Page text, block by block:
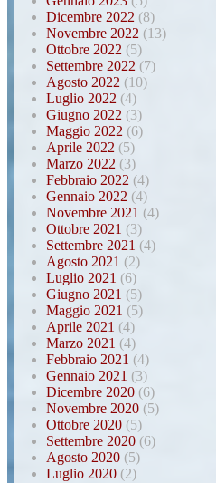
Dicembre 2022 (8)
Novembre 2022 (13)
Ottobre 2022 (5)
Settembre 2022 (7)
Agosto 2022 (10)
Luglio 2022 (4)
Giugno 2022 (3)
Maggio 2022 (6)
Aprile 2022 (5)
Marzo 2022 (3)
Febbraio 2022 (4)
Gennaio 2022 (4)
Novembre 2021 (4)
Ottobre 2021 (3)
Settembre 2021 (4)
Agosto 2021 (2)
Luglio 2021 (6)
Giugno 2021 (5)
Maggio 2021 (5)
Aprile 2021 (4)
Marzo 2021 (4)
Febbraio 2021 (4)
Gennaio 2021 (3)
Dicembre 2020 (6)
Novembre 2020 (5)
Ottobre 2020 (5)
Settembre 2020 (6)
Agosto 2020 (5)
Luglio 2020 (2)